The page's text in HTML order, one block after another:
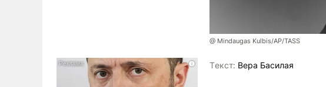
@ Mindaugas Kulbis/AP/TASS
Tекст: Вера Басилая